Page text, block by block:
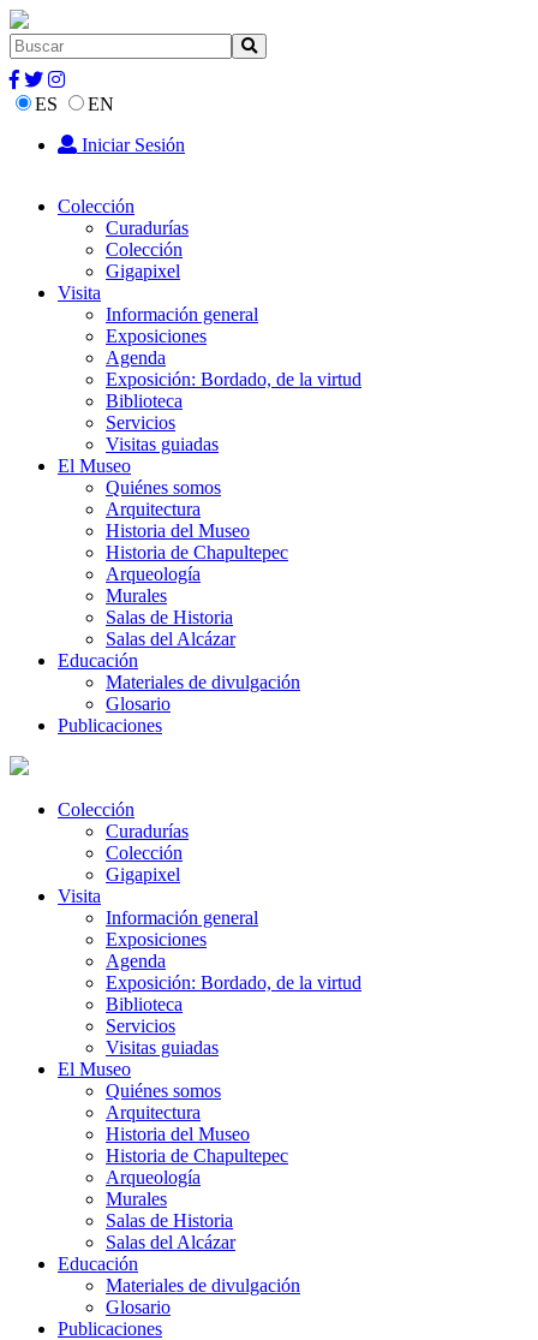
ES
EN
Iniciar Sesión
Colección
Curadurías
Colección
Gigapixel
Visita
Información general
Exposiciones
Agenda
Exposición: Bordado, de la virtud
Biblioteca
Servicios
Visitas guiadas
El Museo
Quiénes somos
Arquitectura
Historia del Museo
Historia de Chapultepec
Arqueología
Murales
Salas de Historia
Salas del Alcázar
Educación
Materiales de divulgación
Glosario
Publicaciones
Colección
Curadurías
Colección
Gigapixel
Visita
Información general
Exposiciones
Agenda
Exposición: Bordado, de la virtud
Biblioteca
Servicios
Visitas guiadas
El Museo
Quiénes somos
Arquitectura
Historia del Museo
Historia de Chapultepec
Arqueología
Murales
Salas de Historia
Salas del Alcázar
Educación
Materiales de divulgación
Glosario
Publicaciones